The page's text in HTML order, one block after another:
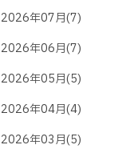
2026年07月(7)
2026年06月(7)
2026年05月(5)
2026年04月(4)
2026年03月(5)